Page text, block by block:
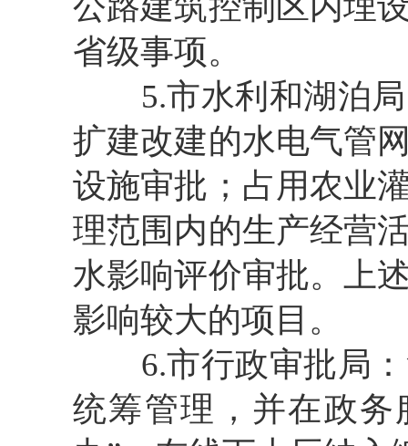
省级事项。
5.市水利和湖泊
扩建改建的水电气管
设施审批；占用农业
理范围内的生产经营
水影响评价审批。上
影响较大的项目。
6.市行政审批局：
统筹管理，并在政